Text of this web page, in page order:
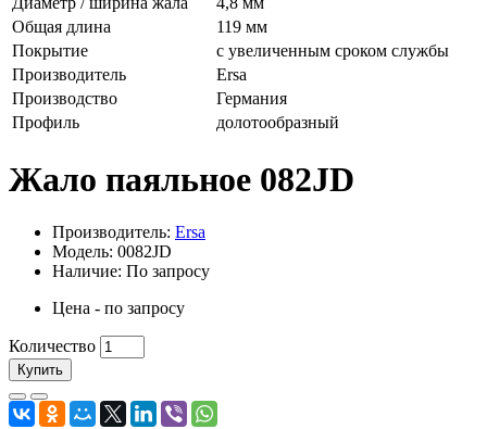
Общая длина
119 мм
Покрытие
с увеличенным сроком службы
Производитель
Ersa
Производство
Германия
Профиль
долотообразный
Жало паяльное 082JD
Производитель: Ersa
Модель: 0082JD
Наличие: По запросу
Цена - по запросу
Количество
Купить